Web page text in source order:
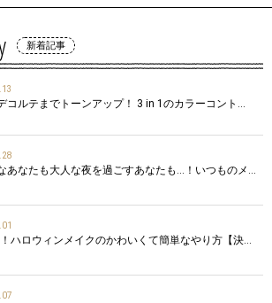
新着記事
コルテまでトーンアップ！ 3 in 1のカラーコント…
あなたも大人な夜を過ごすあなたも…！いつものメ…
ハロウィンメイクのかわいくて簡単なやり方【決…